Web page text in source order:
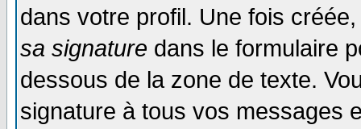
dans votre profil. Une fois
sa signature dans le formulaire
dessous de la zone de texte.
signature à tous vos messages